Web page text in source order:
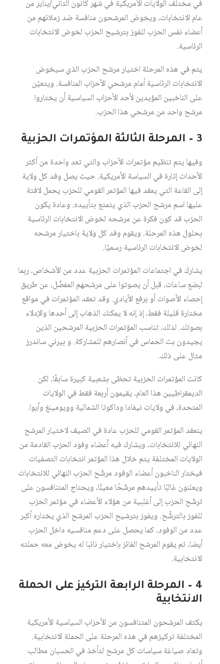
في مختلف الولايات الأمريكية في شهر كانون الثاني/يناير من
عام الانتخابات، ويخوض المرشحون منافسة ضد زملائهم من
أعضاء نفس الحزب للفوز بترشيح الحزب لخوض الانتخابات
الرئاسية.
يتم في هذه المرحلة اختيار مرشح الحزب الذي سيخوض
الانتخابات الرئاسية أمام مرشحي الأحزاب المنافسة. ويتعيّن
على الناخبين المؤيدين لأحد الأحزاب السياسية أن يختاروا
مرشح واحد من مرشحي هذا الحزب.
3 – المرحلة الثالثة المؤتمرات الحزبية
وفيها يتم تنظيم مؤتمرات الأحزاب والتي تعد واحدة من أكثر
الأحداث إثارة في السياسة الأمريكية. حيث يصل وفد كل ولاية
إلى القاعة التي يعقد فيها المؤتمر القومي للحزب يحمل لافتة
عليها اسم مرشح الحزب الذي يتمتع بتأييده. وعادة يكون
الحزب قد كون فكرة عن مرشحه لخوض الانتخابات الرئاسية
بحلول هذه المرحلة. ويقوم وفد كل ولاية باختيار مرشحه
لخوض الانتخابات الرئاسية رسميًا.
يشارك في اجتماعات المؤتمرات الحزبية عدد من الأشخاص، ربما
لبضع ساعات، قبل أن يصوتوا على مرشحهم المفضّل، عن طريق
إحصاء الأصوات أو برفع الأيادي. وقد تعقد المؤتمرات في مواقع
مختارة قليلة فقط، إذ إنه لا يمكنك الذهاب إلى أحدها والإدلاء
بصوتك. لذلك، تناسب المؤتمرات الحزبية المرشحين الذين
يجيدون بث الحماس في أنصارهم للمشاركة. و بيرني ساندرز
مثال على ذلك.
كانت المؤتمرات الحزبية تحظى بشعبية كبيرة سابقًا، لكن
الديمقراطيين هذا العام، يقيمون أربعة فقط في الولايات
المتحدة، في ولايات نيفادا وداكوتا الشمالية وويومينغ وآيوا.
ينعقد المؤتمر القومي للحزب عادة في الصيف لاختيار المرشح
النهائي للانتخابات، ويشارك فيه أعضاء وفود الحزب القادمة من
الولايات المختلفة يتم خلال هذا المؤتمر انتخابات التصفيات
فيختار الناخبون أعضاء الوفود مرشّح الحزب النهائي للانتخابات
ويعلنون غالبًا تأييدهم مرشّحًا معينًا، ويحتاج المتنافسون على
ترشّح الحزب إلى أغلبية من هؤلاء الأعضاء في مؤتمر الحزب
للفوز بالترشُّح. ويفوز بترشيح الحزب المرشح الذي يختاره أكبر
عدد من الوفود، كما يحصل على دعم منافسيه داخل الحزب
أيضا، ثم يقوم المرشح الفائز باختيار نائبا له يخوض معه حملته
الانتخابية.
4 – المرحلة الرابعة التركيز على الحملة
الانتخابية
يكثف المرشحون المتنافسون من الأحزاب السياسية الأمريكية
المختلفة تركيزهم في هذه المرحلة على الحملة الانتخابية.
وتعاد صياغة سياسات كل مرشح لتأخذ في الحسبان مطالب